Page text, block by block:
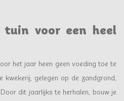
tuin voor een heel
het jaar heen geen voeding toe te
kwekerij, gelegen op de zandgrond,
dit jaarlijks te herhalen, bouw je